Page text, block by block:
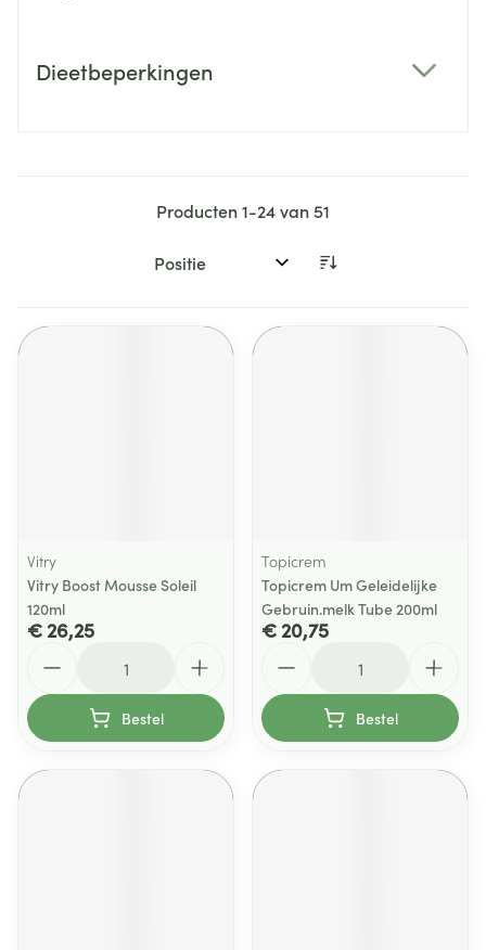
Dieetbeperkingen
Producten1-24van51
Sorteer op:
Vitry
Vitry Boost Mousse Soleil
120ml
€ 26,25
Bestel
Topicrem
Topicrem Um Geleidelijke
Gebruin.melk Tube 200ml
€ 20,75
Bestel